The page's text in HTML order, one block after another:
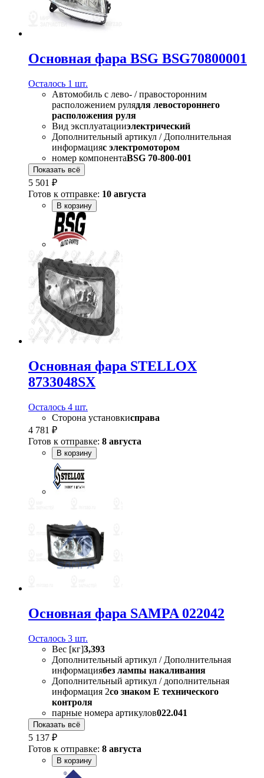
Основная фара BSG BSG70800001
Осталось 1 шт.
Автомобиль с лево- / правосторонним
расположением рулядля левостороннего
расположения руля
Вид эксплуатацииэлектрический
Дополнительный артикул / Дополнительная
информацияс электромотором
номер компонентаBSG 70-800-001
Показать всё
5 501 ₽
Готов к отправке: 10 августа
В корзину
Основная фара STELLOX
8733048SX
Осталось 4 шт.
Сторона установкисправа
4 781 ₽
Готов к отправке: 8 августа
В корзину
Основная фара SAMPA 022042
Осталось 3 шт.
Вес [кг]3,393
Дополнительный артикул / Дополнительная
информациябез лампы накаливания
Дополнительный артикул / дополнительная
информация 2со знаком Е технического
контроля
парные номера артикулов022.041
Показать всё
5 137 ₽
Готов к отправке: 8 августа
В корзину